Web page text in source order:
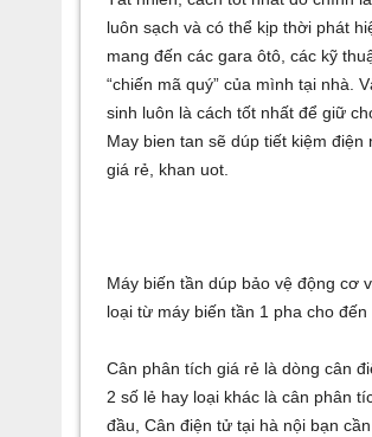
luôn sạch và có thể kịp thời phát
mang đến các gara ôtô, các kỹ
“chiến mã quý” của mình tại nhà.
sinh luôn là cách tốt nhất để giữ
May bien tan sẽ dúp tiết kiệm điện
giá rẻ, khan uot.
Máy biến tần dúp bảo vệ động cơ
loại từ máy biến tần 1 pha cho đến
Cân phân tích giá rẻ là dòng cân
2 số lẻ hay loại khác làcân phân
đầu,Cân điện tử tại hà nội bạn